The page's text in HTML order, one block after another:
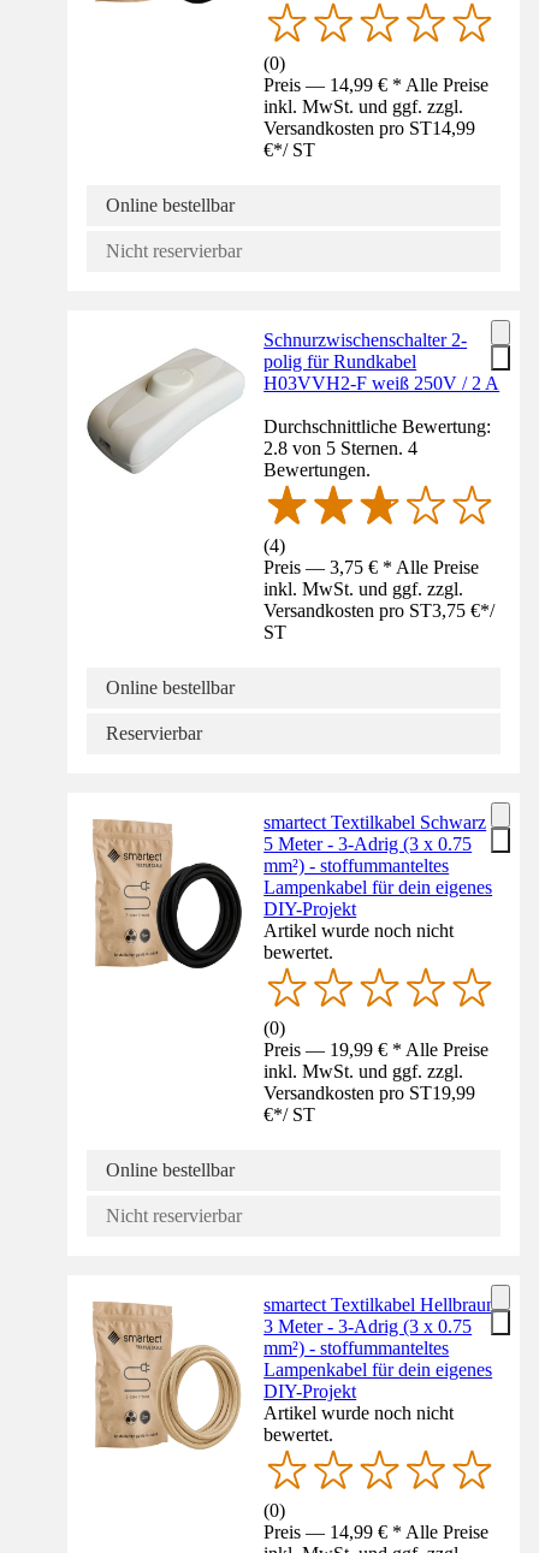
(0)
Preis — 14,99 € * Alle Preise
inkl. MwSt. und ggf. zzgl.
Versandkosten pro ST14,99
€*/ ST
Online bestellbar
Nicht reservierbar
Schnurzwischenschalter 2-
polig für Rundkabel
H03VVH2-F weiß 250V / 2 A
Durchschnittliche Bewertung:
2.8 von 5 Sternen. 4
Bewertungen.
(4)
Preis — 3,75 € * Alle Preise
inkl. MwSt. und ggf. zzgl.
Versandkosten pro ST3,75 €*/
ST
Online bestellbar
Reservierbar
smartect Textilkabel Schwarz
5 Meter - 3-Adrig (3 x 0.75
mm²) - stoffummanteltes
Lampenkabel für dein eigenes
DIY-Projekt
Artikel wurde noch nicht
bewertet.
(0)
Preis — 19,99 € * Alle Preise
inkl. MwSt. und ggf. zzgl.
Versandkosten pro ST19,99
€*/ ST
Online bestellbar
Nicht reservierbar
smartect Textilkabel Hellbraun
3 Meter - 3-Adrig (3 x 0.75
mm²) - stoffummanteltes
Lampenkabel für dein eigenes
DIY-Projekt
Artikel wurde noch nicht
bewertet.
(0)
Preis — 14,99 € * Alle Preise